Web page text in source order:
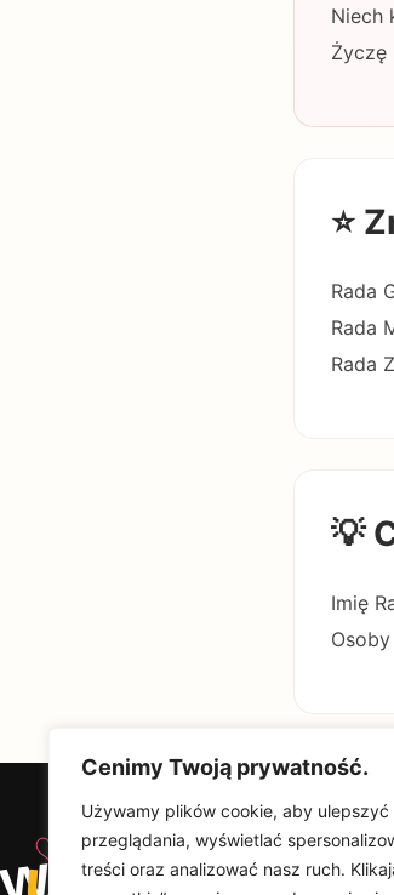
Cenimy Twoją prywatność.
Używamy plików cookie, aby ulepszyć
przeglądania, wyświetlać
treści oraz analizować nasz ruch.
Niech
Życzę
⭐
Rada
Rada
Rada
💡
Imię
u
♡ Wyjątkowy
Upominek